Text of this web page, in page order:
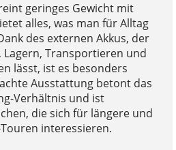
geringes Gewicht mit
alles, was man für Alltag
des externen Akkus, der
Lagern, Transportieren und
lässt, ist es besonders
Ausstattung betont das
Verhältnis und ist
die sich für längere und
interessieren.